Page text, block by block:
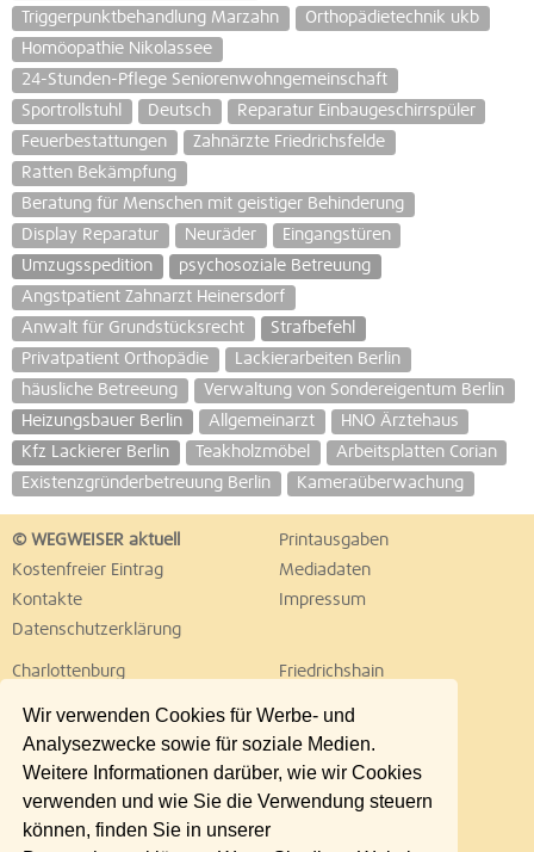
Wir verwenden Cookies für Werbe- und
Analysezwecke sowie für soziale Medien.
Weitere Informationen darüber, wie wir Cookies
verwenden und wie Sie die Verwendung steuern
können, finden Sie in unserer
Triggerpunktbehandlung Marzahn
Orthopädietechnik ukb
Homöopathie Nikolassee
24-Stunden-Pflege Seniorenwohngemeinschaft
Sportrollstuhl
Deutsch
Reparatur Einbaugeschirrspüler
Feuerbestattungen
Zahnärzte Friedrichsfelde
Ratten Bekämpfung
Beratung für Menschen mit geistiger Behinderung
Display Reparatur
Neuräder
Eingangstüren
Umzugsspedition
psychosoziale Betreuung
Angstpatient Zahnarzt Heinersdorf
Anwalt für Grundstücksrecht
Strafbefehl
Privatpatient Orthopädie
Lackierarbeiten Berlin
häusliche Betreeung
Verwaltung von Sondereigentum Berlin
Heizungsbauer Berlin
Allgemeinarzt
HNO Ärztehaus
Kfz Lackierer Berlin
Teakholzmöbel
Arbeitsplatten Corian
Existenzgründerbetreuung Berlin
Kameraüberwachung
© WEGWEISER aktuell
Printausgaben
Kostenfreier Eintrag
Mediadaten
Kontakte
Impressum
Datenschutzerklärung
Charlottenburg
Friedrichshain
Lichtenberg
Marzahn
Neukölln
Pankow